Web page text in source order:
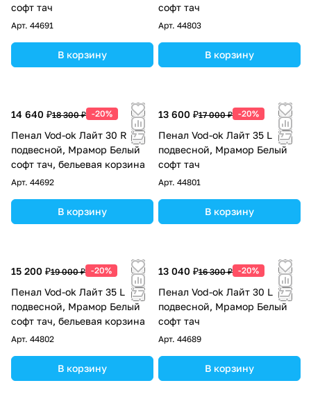
софт тач
Арт. 44691
В корзину
софт тач
Арт. 44803
В корзину
14 640 ₽18 300 ₽ -20%
Пенал Vod-ok Лайт 30 R
подвесной, Мрамор Белый
софт тач, бельевая корзина
Арт. 44692
В корзину
13 600 ₽17 000 ₽ -20%
Пенал Vod-ok Лайт 35 L
подвесной, Мрамор Белый
софт тач
Арт. 44801
В корзину
15 200 ₽19 000 ₽ -20%
Пенал Vod-ok Лайт 35 L
подвесной, Мрамор Белый
софт тач, бельевая корзина
Арт. 44802
В корзину
13 040 ₽16 300 ₽ -20%
Пенал Vod-ok Лайт 30 L
подвесной, Мрамор Белый
софт тач
Арт. 44689
В корзину